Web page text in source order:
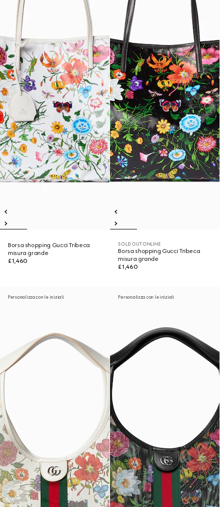
Borsa shopping Gucci Tribeca
misura grande
£1,460
SOLD OUT ONLINE
Borsa shopping Gucci Tribeca
misura grande
£1,460
Personalizza con le iniziali Personalizza con le iniziali